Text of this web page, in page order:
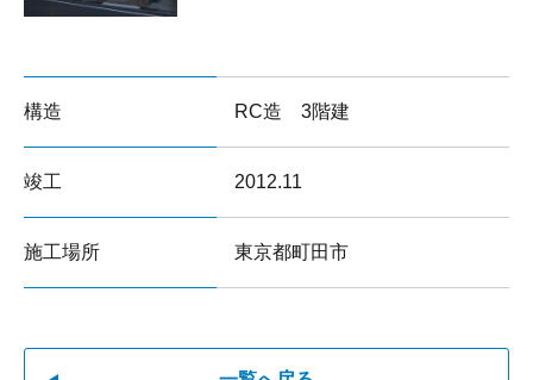
構造 RC造 3階建
竣工 2012.11
施工場所 東京都町田市